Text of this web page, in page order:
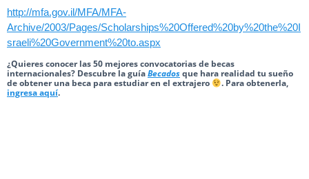
http://mfa.gov.il/MFA/MFA-
Archive/2003/Pages/Scholarships%20Offered%20by%20the%20I
sraeli%20Government%20to.aspx
¿Quieres conocer las 50 mejores convocatorias de becas
internacionales? Descubre la guíaBecadosque hara realidad tu sueño
de obtener una beca para estudiar en el extrajero
. Para obtenerla,
ingresa aquí.